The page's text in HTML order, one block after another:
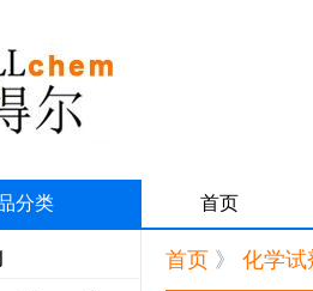
分类 首页
首页 》 化学试